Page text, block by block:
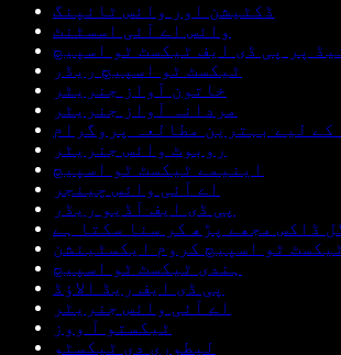
ڈکٹیشن اور وائس ٹائپنگ
وائس اے آئی اسسٹنٹ
پر پی ڈی ایف ٹیکسٹ ٹو اسپیچ
ٹیکسٹ ٹو اسپیچ ریڈر
خاتون آواز جنریٹر
مردانہ آواز جنریٹر
کے لیے بہترین مطالعہ پروگرام
روبوٹ وائس جنریٹر
اینیمے ٹیکسٹ ٹو اسپیچ
اے آئی وائس چینجر
پی ڈی ایف آڈیو ریڈر
ڈاکس مجھے پڑھ کر سنا سکتا ہے
ٹیکسٹ ٹو اسپیچ کروم ایکسٹینشن
ہندی ٹیکسٹ ٹو اسپیچ
پی ڈی ایف ریڈ الاؤڈ
اے آئی وائس جنریٹر
ٹیکستو آ ووز
لیطوری دی ٹیکسٹو